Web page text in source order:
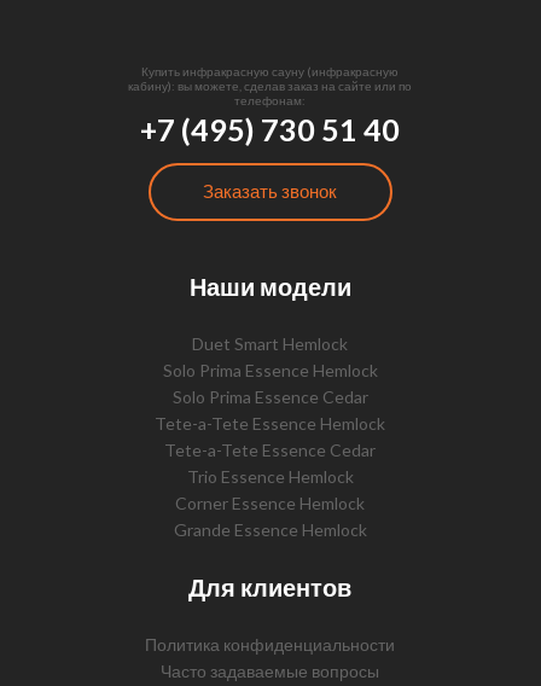
Купить инфракрасную сауну (инфракрасную
кабину): вы можете, сделав заказ на сайте или по
телефонам:
+7 (495) 730 51 40
Заказать звонок
Наши модели
Duet Smart Hemlock
Solo Prima Essence Hemlock
Solo Prima Essence Cedar
Tete-a-Tete Essence Hemlock
Tete-a-Tete Essence Cedar
Trio Essence Hemlock
Corner Essence Hemlock
Grande Essence Hemlock
Для клиентов
Политика конфиденциальности
Часто задаваемые вопросы